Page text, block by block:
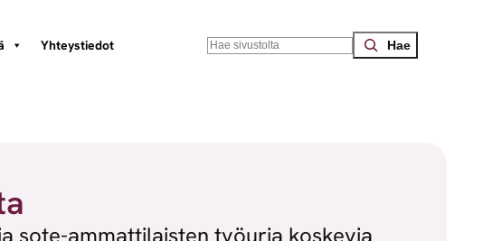
Yhteystiedot Search
sote-ammattilaisten työuria koskevia